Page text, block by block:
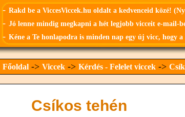
- Rakd be a ViccesViccek.hu oldalt a kedvenceid közé!
- Jó lenne mindig megkapni a hét legjobb vicceit e-mail-
- Kéne a Te honlapodra is minden nap egy új vicc, hogy
Főoldal -> Viccek -> Kérdés - Felelet viccek ->
Csíkos tehén